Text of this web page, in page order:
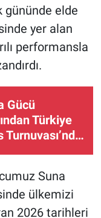
gününde elde
yer alan
performansla
Gücü
Türkiye
Suna
ülkemizi
2026 tarihleri